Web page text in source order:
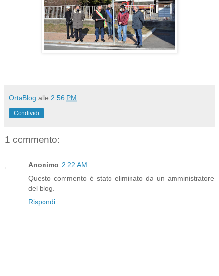
OrtaBlog alle 2:56 PM
Condividi
1 commento:
Anonimo 2:22 AM
Questo commento è stato eliminato da un amministratore
del blog.
Rispondi